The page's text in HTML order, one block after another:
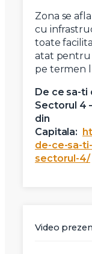
Zona se
cu
toate
atat pentru
pe termen
De ce sa-ti
Sectorul 4
din
Capitala:
de-ce-sa-
sectorul-4/
Video